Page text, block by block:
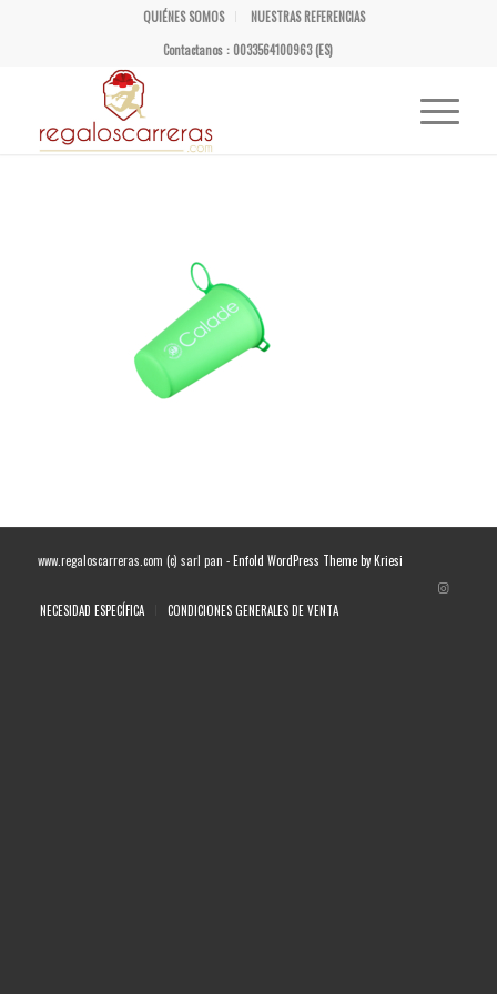
QUIÉNES SOMOS
NUESTRAS REFERENCIAS
Contactanos : 0033564100963 (ES)
www.regaloscarreras.com (c) sarl pan -Enfold WordPress Theme by Kriesi
NECESIDAD ESPECÍFICA CONDICIONES GENERALES DE VENTA